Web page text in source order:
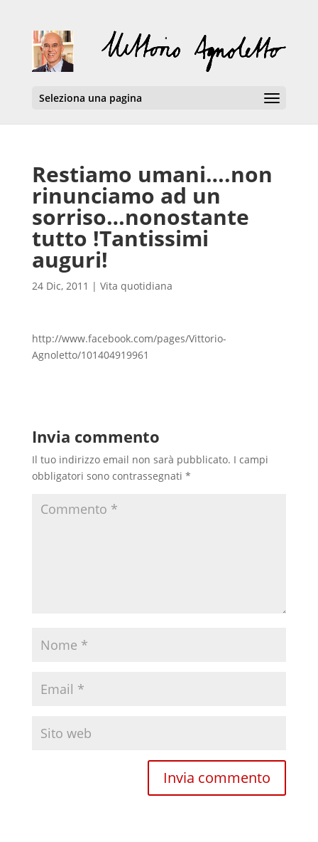
Seleziona una pagina
Restiamo umani….non
rinunciamo ad un
sorriso…nonostante
tutto !Tantissimi
auguri!
24 Dic, 2011 | Vita quotidiana
http://www.facebook.com/pages/Vittorio-
Agnoletto/101404919961
Invia commento
Il tuo indirizzo email non sarà pubblicato. I campi
obbligatori sono contrassegnati *